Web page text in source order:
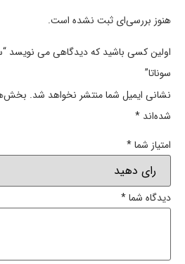
هنوز بررسی‌ای ثبت نشده است.
اولین کسی باشید که دیدگاهی می نویسد
سوناتا”
نشانی ایمیل شما منتشر نخواهد شد.
شده‌اند *
امتیاز شما*
دیدگاه شما*